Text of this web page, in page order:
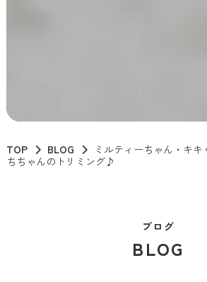
TOP BLOG
ミルティーちゃん・キ
ちちゃんのトリミング♪
ブログ
BLOG